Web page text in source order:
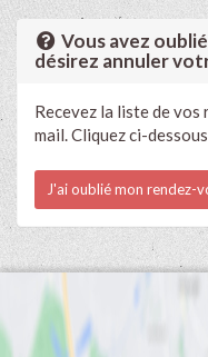
Vous avez
désirez annuler
Recevez la liste de
mail. Cliquez ci-
J'ai oublié mon rendez-